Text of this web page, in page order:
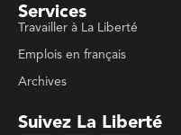
Services
Travailler à La Liberté
Emplois en français
Archives
Suivez La Liberté